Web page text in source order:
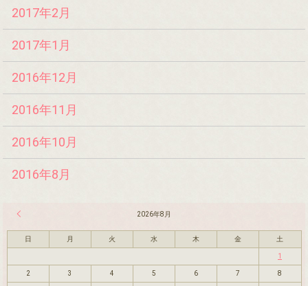
2017年2月
2017年1月
2016年12月
2016年11月
2016年10月
2016年8月
2026年8月
日 月 火 水 木 金 土
1
2 3 4 5 6 7 8